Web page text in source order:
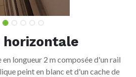
longueur 2 m composée d'un rail
peint en blanc et d'un cache de